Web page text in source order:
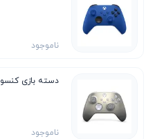
ناموجود
دسته بازی
ناموجود